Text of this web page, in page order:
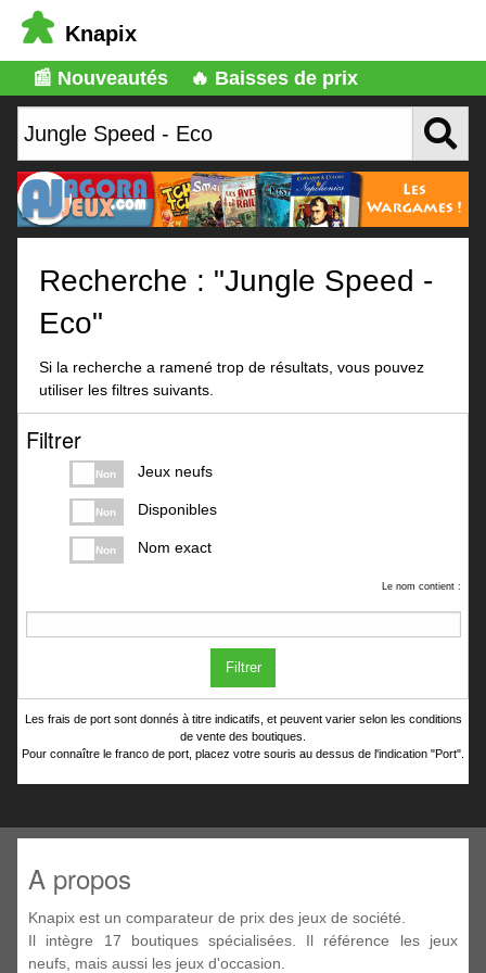
Knapix
📰 Nouveautés 🔥 Baisses de prix
Recherche : "Jungle Speed -
Eco"
Si la recherche a ramené trop de résultats, vous pouvez
utiliser les filtres suivants.
Filtrer
Non Jeux neufs
Non Disponibles
Non Nom exact
Le nom contient :
Filtrer
Les frais de port sont donnés à titre indicatifs, et peuvent varier selon les conditions
de vente des boutiques.
Pour connaître le franco de port, placez votre souris au dessus de l'indication "Port".
A propos
Knapix est un comparateur de prix des jeux de société.
Il intègre 17 boutiques spécialisées. Il référence les jeux
neufs, mais aussi les jeux d'occasion.